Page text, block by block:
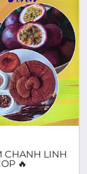
CHANH LINH
CHI - NGỌC VINH – SẢN PHẨM OCOP 🔥